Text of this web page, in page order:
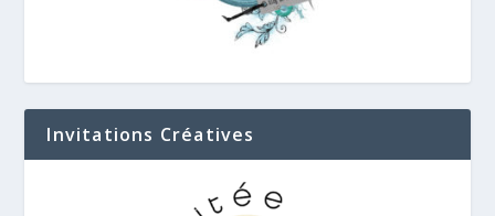
Invitations Créatives